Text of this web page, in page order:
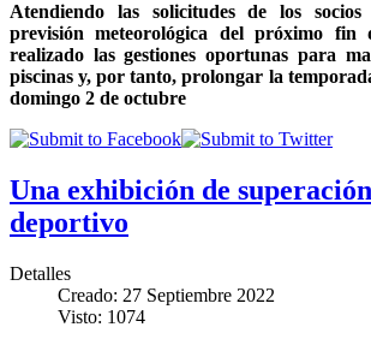
Atendiendo las solicitudes de los
previsión meteorológica del próximo fin
realizado las gestiones oportunas para
piscinas y, por tanto, prolongar la
domingo 2 de octubre
Una exhibición de
deportivo
Detalles
Creado: 27 Septiembre 2022
Visto: 1074